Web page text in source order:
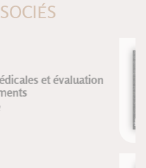
de la connaissance
Froger